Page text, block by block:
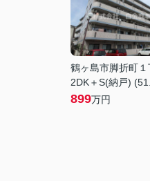
鶴ヶ島市脚折町１
2DK＋S(納戸)
899万円